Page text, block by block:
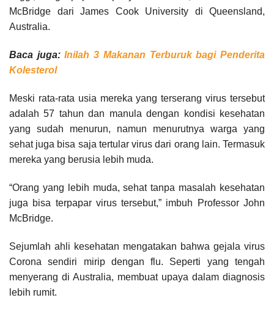
McBridge dari James Cook University di Queensland,
Australia.
Baca juga:Inilah 3 Makanan Terburuk bagi Penderita
Kolesterol
Meski rata-rata usia mereka yang terserang virus tersebut
adalah 57 tahun dan manula dengan kondisi kesehatan
yang sudah menurun, namun menurutnya warga yang
sehat juga bisa saja tertular virus dari orang lain. Termasuk
mereka yang berusia lebih muda.
“Orang yang lebih muda, sehat tanpa masalah kesehatan
juga bisa terpapar virus tersebut,” imbuh Professor John
McBridge.
Sejumlah ahli kesehatan mengatakan bahwa gejala virus
Corona sendiri mirip dengan flu. Seperti yang tengah
menyerang di Australia, membuat upaya dalam diagnosis
lebih rumit.